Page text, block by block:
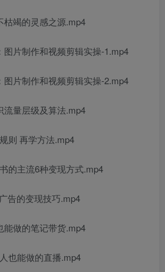
枯竭的灵感之源.mp4
图片制作和视频剪辑实操-1.mp4
图片制作和视频剪辑实操-2.mp4
流量层级及算法.mp4
则 再学方法.mp4
的主流6种变现方式.mp4
告的变现技巧.mp4
能做的笔记带货.mp4
也能做的直播.mp4